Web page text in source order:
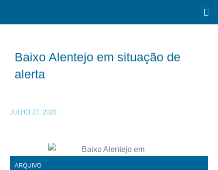
Baixo Alentejo em situação de
alerta
JULHO 27, 2020
ARQUIVO